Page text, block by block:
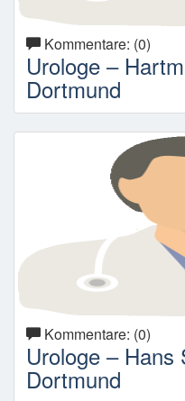
Kommentare: (0)
Urologe –
Dortmund
Kommentare: (0)
Urologe – Hans
Dortmund